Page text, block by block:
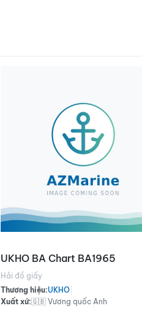
UKHO BA Chart BA1965
Hải đồ giấy
Thương hiệu:UKHO
Xuất xứ:🇬🇧 Vương quốc Anh